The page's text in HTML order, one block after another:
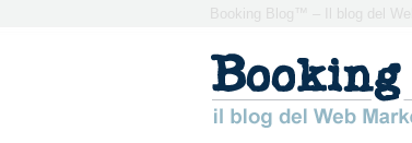
Booking Blog™ – Il blog del